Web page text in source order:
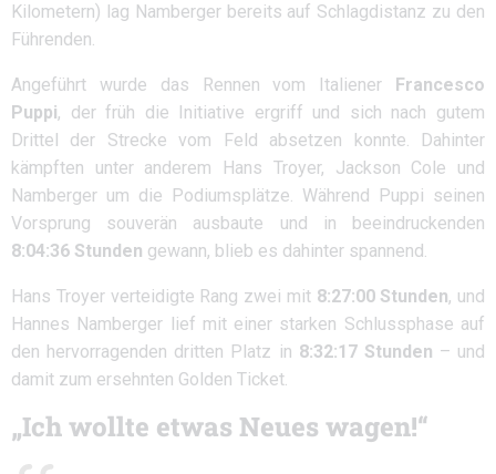
Kilometern) lag Namberger bereits auf Schlagdistanz zu den
Führenden.
Angeführt wurde das Rennen vom Italiener Francesco
Puppi, der früh die Initiative ergriff und sich nach gutem
Drittel der Strecke vom Feld absetzen konnte. Dahinter
kämpften unter anderem Hans Troyer, Jackson Cole und
Namberger um die Podiumsplätze. Während Puppi seinen
Vorsprung souverän ausbaute und in beeindruckenden
8:04:36 Stunden gewann, blieb es dahinter spannend.
Hans Troyer verteidigte Rang zwei mit 8:27:00 Stunden, und
Hannes Namberger lief mit einer starken Schlussphase auf
den hervorragenden dritten Platz in 8:32:17 Stunden – und
damit zum ersehnten Golden Ticket.
„Ich wollte etwas Neues wagen!“